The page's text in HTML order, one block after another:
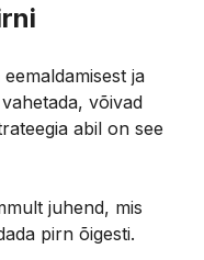
ja
võivad
abil on see
juhend, mis
pirn õigesti.